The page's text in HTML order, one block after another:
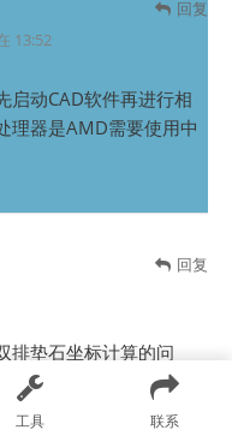
回复
13:52
启动CAD软件再进行相
理器是AMD需要使用中
回复
排垫石坐标计算的问
点偏差，好像是垫石轴
计算结果，只是在曲线
工具 联系